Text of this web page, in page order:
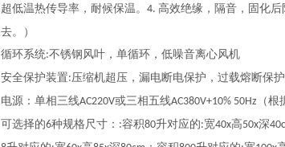
超低温热传导率，耐候保温。 4. 高效绝缘，隔音，固化后
去。）
循环系统:不锈钢风叶，单循环，低噪音离心风机
安全保护装置:压缩机超压，漏电断电保护，过载熔断保
电源：单相三线AC220V或三相五线AC380V+10% 50Hz （
可选择的6种规格尺寸： :容积80升对应的:宽40x高50x深